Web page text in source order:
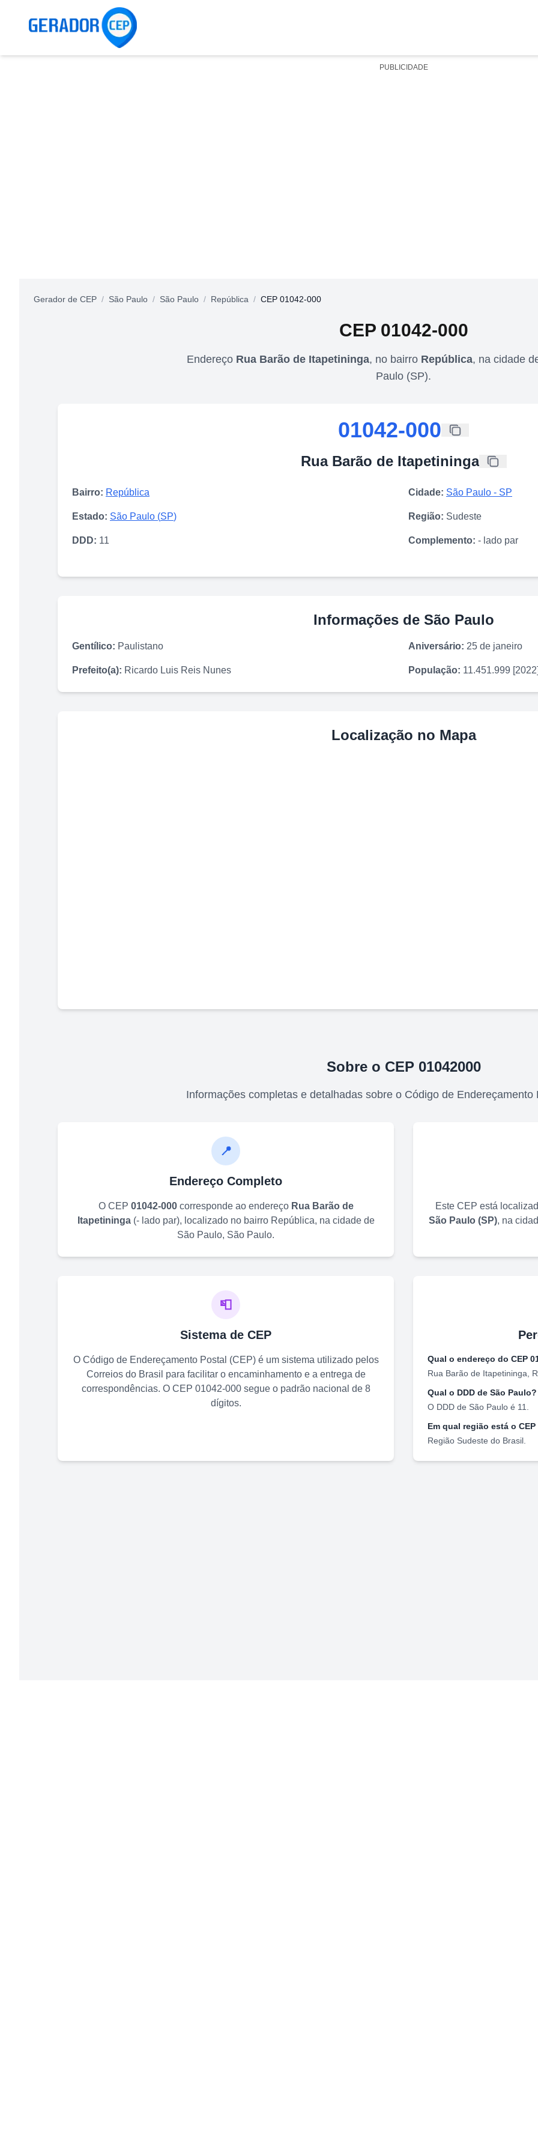
PUBLICIDADE
Gerador de CEP / São Paulo / São Paulo / República / CEP 01042-000
CEP 01042-000
Endereço Rua Barão de Itapetininga, no bairro República, na cidade
Paulo (SP).
01042-000
Rua Barão de Itapetininga
Bairro: República Cidade: São Paulo - SP
Estado: São Paulo (SP) Região: Sudeste
DDD: 11 Complemento: - lado par
Informações de São Paulo
Gentílico: Paulistano Aniversário: 25 de janeiro
Prefeito(a): Ricardo Luis Reis Nunes População: 11.451.999
Localização no Mapa
Sobre o CEP 01042000
Informações completas e detalhadas sobre o Código de
📍
Endereço Completo
O CEP 01042-000corresponde ao endereço Rua Barão de
Itapetininga(- lado par), localizado no bairro República, na cidade de
São Paulo, São Paulo.
Este CEP está
São Paulo (SP), na
📮
Sistema de CEP
O Código de Endereçamento Postal (CEP) é um sistema utilizado pelos
Correios do Brasil para facilitar o encaminhamento e a entrega de
correspondências. O CEP 01042-000segue o padrão nacional de 8
dígitos.
Qual o endereço do CEP
Rua Barão de Itapetininga
Qual o DDD de São Paulo?
O DDD de São Paulo é 11
Em qual região está o CEP
Região Sudeste do Brasil.